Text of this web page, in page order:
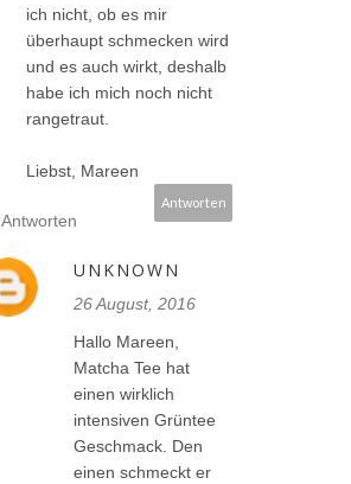
ich nicht, ob es mir
überhaupt schmecken wird
und es auch wirkt, deshalb
habe ich mich noch nicht
rangetraut.
Liebst, Mareen
Antworten
Antworten
UNKNOWN
26 August, 2016
Hallo Mareen,
Matcha Tee hat
einen wirklich
intensiven Grüntee
Geschmack. Den
einen schmeckt er